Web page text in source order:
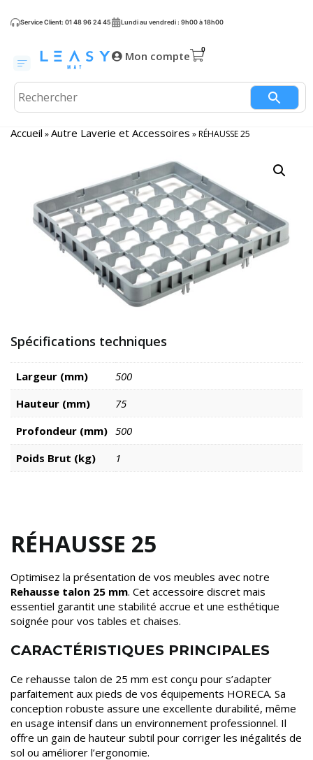
Service Client: 01 48 96 24 45 Lundi au vendredi : 9h00 à 18h00
Mon compte
Accueil »Autre Laverie et Accessoires »RÉHAUSSE 25
Spécifications techniques
Largeur (mm)
500
Hauteur (mm)
75
Profondeur (mm) 500
Poids Brut (kg)
1
RÉHAUSSE 25
Optimisez la présentation de vos meubles avec notre
Rehausse talon 25 mm. Cet accessoire discret mais
essentiel garantit une stabilité accrue et une esthétique
soignée pour vos tables et chaises.
CARACTÉRISTIQUES PRINCIPALES
Ce rehausse talon de 25 mm est conçu pour s’adapter
parfaitement aux pieds de vos équipements HORECA. Sa
conception robuste assure une excellente durabilité, même
en usage intensif dans un environnement professionnel. Il
offre un gain de hauteur subtil pour corriger les inégalités de
sol ou améliorer l’ergonomie.